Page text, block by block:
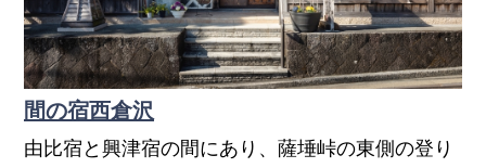
間の宿西倉沢
由比宿と興津宿の間にあり、薩埵峠の東側の登り